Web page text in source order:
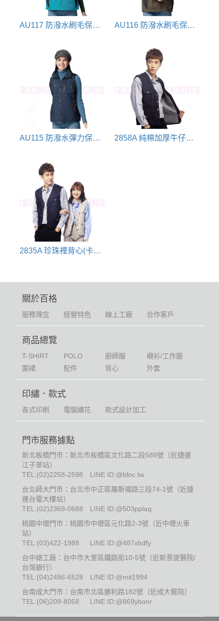
AU117 防潑水刷毛保暖背心-水藍(可組合) AU116 防潑水刷毛保暖背心-墨綠(可組合)
AU115 防潑水彈力保暖背心-丈青(可組合) 2858A 純棉加厚牛仔布珍珠裡背心(深藍)
2835A 珍珠裡背心(卡其/淺灰/深藍/紅色)
關於百格
服務理念 經營特色 線上工廠 合作客戶
商品總覽
T-SHIRT POLO 廚師服
襯衫/工作服
圍裙
配件 背心 外套
印繡．款式
各式印刷 電腦繡花 款式設計加工
門市服務據點
新北板橋門市：新北市板橋區文化路二段588號（近捷運
江子翠站）
TEL:(02)2258-2598
LINE ID:@bloc.tw
台北師大門市：台北市中正區羅斯福路三段74-1號（近捷
運台電大樓站）
TEL:(02)2369-0688
LINE ID:@503pplaq
桃園中壢門市：桃園市中壢區元化路2-3號（近中壢火車
站）
TEL:(03)422-1988
LINE ID:@487xbdfy
台中總工廠：台中市大里區鐵路街10-5號（近新菩提醫院/
台灣銀行）
TEL:(04)2486-6528
LINE ID:@mit1994
台南成大門市：台南市北區勝利路182號（近成大醫院）
TEL:(06)209-8058 LINE ID:@869ybonr